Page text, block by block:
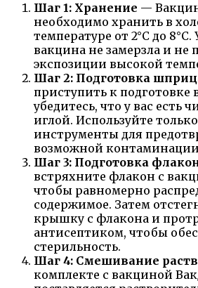
Шаг 1: Хранение —
необходимо хранить в
температуре от 2°C до 8°C.
вакцина не замерзла и не
экспозиции высокой
Шаг 2: Подготовка
приступить к
убедитесь, что у вас есть
иглой. Используйте
инструменты для
возможной
Шаг 3: Подготовка
встряхните флакон с
чтобы равномерно
содержимое. Затем
крышку с флакона и
антисептиком, чтобы
стерильность.
Шаг 4: Смешивание
комплекте с вакциной